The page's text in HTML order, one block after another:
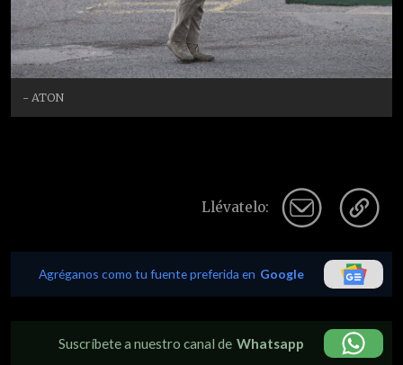
- ATON
Llévatelo:
Agréganos como tu fuente preferida en Google
Suscríbete a nuestro canal de Whatsapp